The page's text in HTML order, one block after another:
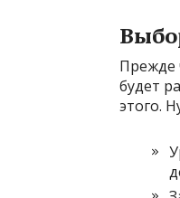
Прежде
будет
этого.